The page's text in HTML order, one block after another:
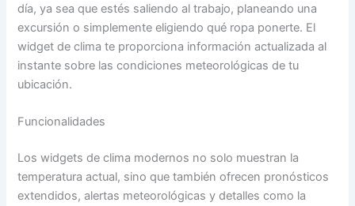
día, ya sea que estés saliendo al trabajo, planeando una
excursión o simplemente eligiendo qué ropa ponerte. El
widget de clima te proporciona información actualizada al
instante sobre las condiciones meteorológicas de tu
ubicación.
Funcionalidades
Los widgets de clima modernos no solo muestran la
temperatura actual, sino que también ofrecen pronósticos
extendidos, alertas meteorológicas y detalles como la